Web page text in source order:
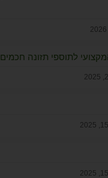
לתוספי תזונה חכמים